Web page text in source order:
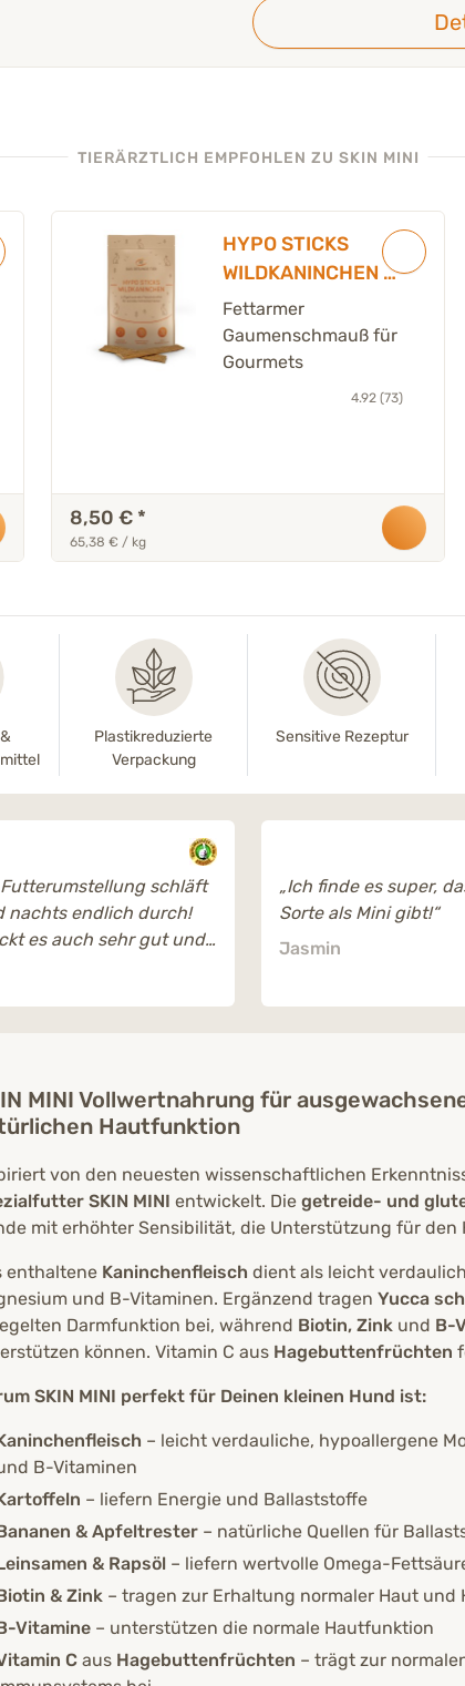
TIERÄRZTLICH EMPFOHLEN ZU SKIN MINI
HYPO STICKS
WILDKANINCHEN -
125 g
Fettarmer
Gaumenschmauß für
Gourmets
4.92 (73)
8,50 € *
65,38 € / kg
Plastikreduzierte
Verpackung
Sensitive Rezeptur
schläft
nachts endlich durch!
es auch sehr gut und
„Ich finde es super,
Sorte als Mini gibt!“
Jasmin
MINI Vollwertnahrung für
Hautfunktion
von den neuesten wissenschaftlichen
SKIN MINI entwickelt. Die getreide- und
mit erhöhter Sensibilität, die Unterstützung für
enthaltene Kaninchenfleisch dient als leicht
und B-Vitaminen. Ergänzend tragen Yucca
Darmfunktion bei, während Biotin, Zink und B-
können. Vitamin C aus Hagebuttenfrüchten
SKIN MINI perfekt für Deinen kleinen Hund ist:
– leicht verdauliche, hypoallergene
B-Vitaminen
– liefern Energie und Ballaststoffe
& Apfeltrester – natürliche Quellen für
& Rapsöl – liefern wertvolle Omega-
& Zink – tragen zur Erhaltung normaler Haut und
Vitamine – unterstützen die normale Hautfunktion
C aus Hagebuttenfrüchten – trägt zur